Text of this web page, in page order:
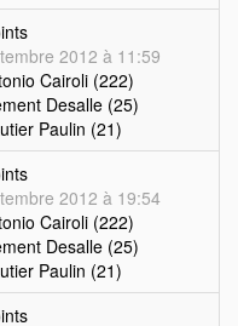
2012 à 11:59
Cairoli (222)
Desalle (25)
Paulin (21)
2012 à 19:54
Cairoli (222)
Desalle (25)
Paulin (21)